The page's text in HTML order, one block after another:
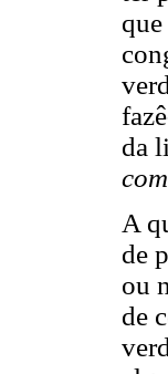
da
A
de
ou
de